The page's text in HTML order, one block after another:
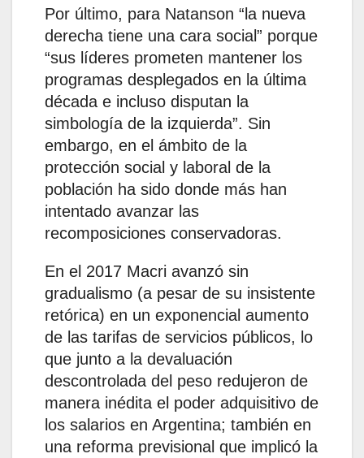
Por último, para Natanson “la nueva
derecha tiene una cara social” porque
“sus líderes prometen mantener los
programas desplegados en la última
década e incluso disputan la
simbología de la izquierda”. Sin
embargo, en el ámbito de la
protección social y laboral de la
población ha sido donde más han
intentado avanzar las
recomposiciones conservadoras.
En el 2017 Macri avanzó sin
gradualismo (a pesar de su insistente
retórica) en un exponencial aumento
de las tarifas de servicios públicos, lo
que junto a la devaluación
descontrolada del peso redujeron de
manera inédita el poder adquisitivo de
los salarios en Argentina; también en
una reforma previsional que implicó la